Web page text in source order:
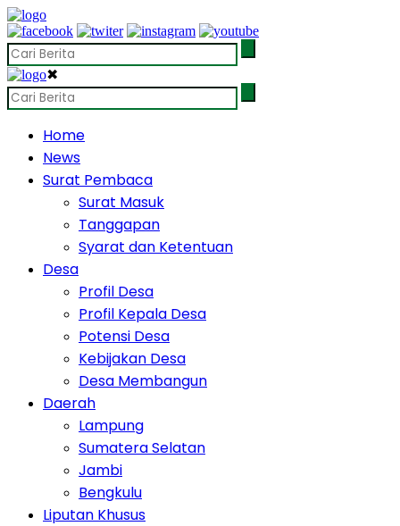
✖
Home
News
Surat Pembaca
Surat Masuk
Tanggapan
Syarat dan Ketentuan
Desa
Profil Desa
Profil Kepala Desa
Potensi Desa
Kebijakan Desa
Desa Membangun
Daerah
Lampung
Sumatera Selatan
Jambi
Bengkulu
Liputan Khusus